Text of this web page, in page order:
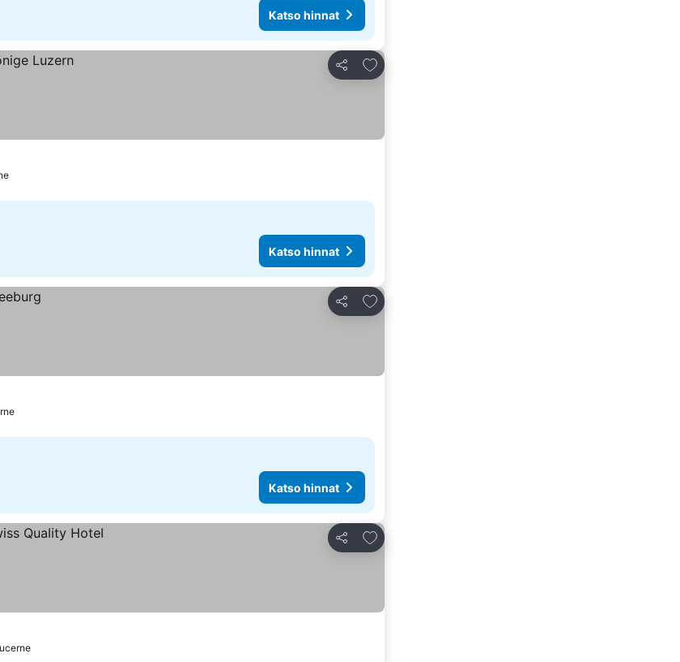
Katso hinnat
Jaa
Lisää suosikkeihin
Katso hinnat
Jaa
Lisää suosikkeihin
Katso hinnat
Jaa
Lisää suosikkeihin